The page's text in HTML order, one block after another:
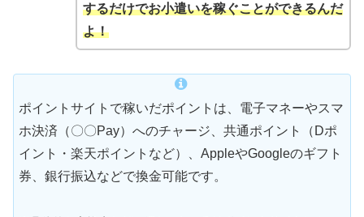
するだけでお小遣いを稼ぐことができるんだ
よ！
ポイントサイトで稼いだポイントは、電子マネーやスマ
ホ決済（〇〇Pay）へのチャージ、共通ポイント（Dポ
イント・楽天ポイントなど）、AppleやGoogleのギフト
券、銀行振込などで換金可能です。